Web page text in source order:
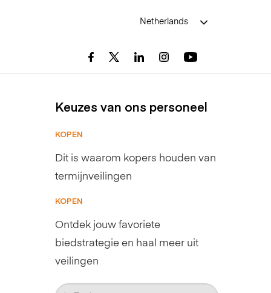
Netherlands
Keuzes van ons personeel
KOPEN
Dit is waarom kopers houden van
termijnveilingen
KOPEN
Ontdek jouw favoriete
biedstrategie en haal meer uit
veilingen